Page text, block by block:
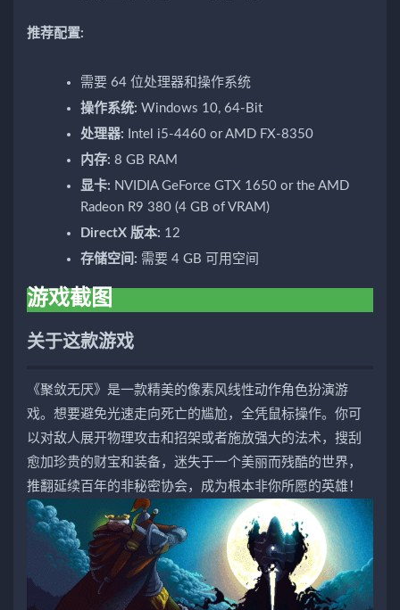
推荐配置:
需要 64 位处理器和操作系统
操作系统: Windows 10, 64-Bit
处理器: Intel i5-4460 or AMD FX-8350
内存: 8 GB RAM
显卡: NVIDIA GeForce GTX 1650 or the AMD
Radeon R9 380 (4 GB of VRAM)
DirectX 版本: 12
存储空间: 需要 4 GB 可用空间
游戏截图
关于这款游戏
《聚敛无厌》是一款精美的像素风线性动作角色扮演游
戏。想要避免光速走向死亡的尴尬，全凭鼠标操作。你可
以对敌人展开物理攻击和招架或者施放强大的法术，搜刮
愈加珍贵的财宝和装备，迷失于一个美丽而残酷的世界，
推翻延续百年的非秘密协会，成为根本非你所愿的英雄！